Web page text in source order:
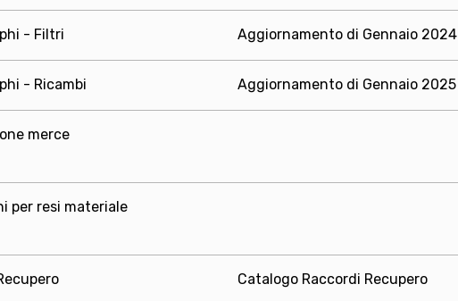
- Filtri Aggiornamento di Gennaio 2024
- Ricambi Aggiornamento di Gennaio 2025
merce
per resi materiale
Catalogo Raccordi Recupero